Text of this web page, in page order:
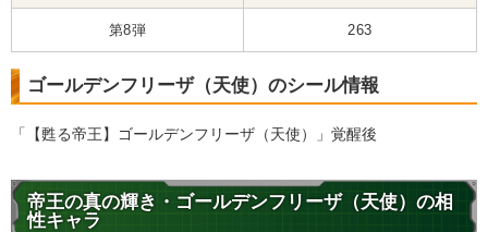
第8弾 263
ゴールデンフリーザ（天使）のシール情報
「【甦る帝王】ゴールデンフリーザ（天使）」覚醒後
帝王の真の輝き・ゴールデンフリーザ（天使）の相
性キャラ